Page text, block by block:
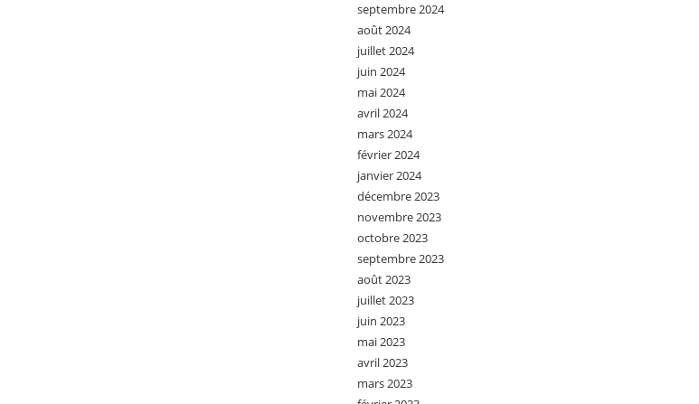
septembre 2024
août 2024
juillet 2024
juin 2024
mai 2024
avril 2024
mars 2024
février 2024
janvier 2024
décembre 2023
novembre 2023
octobre 2023
septembre 2023
août 2023
juillet 2023
juin 2023
mai 2023
avril 2023
mars 2023